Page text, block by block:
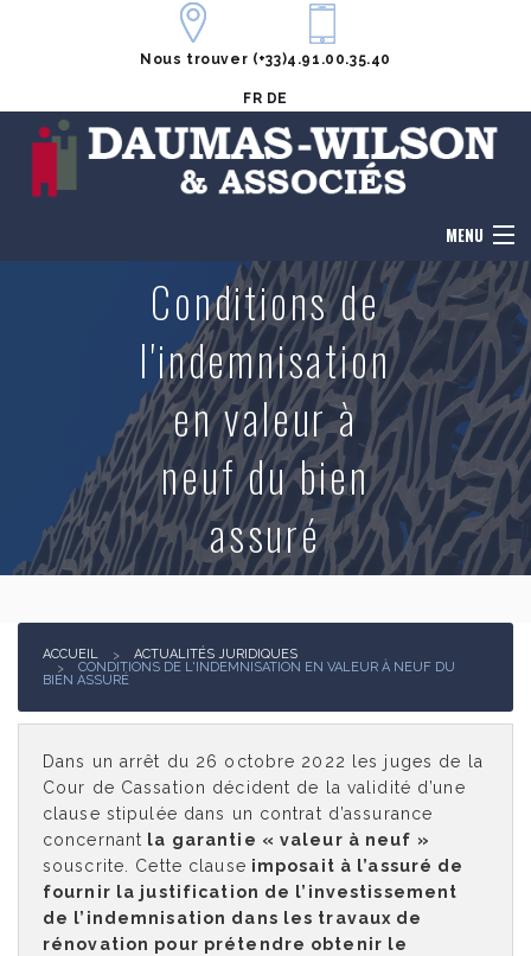
Nous trouver (+33)4.91.00.35.40
FR DE
MENU
Notre équipe
Domaines de compétences
Actualités juridiques
Conditions de
l'indemnisation
en valeur à
neuf du bien
assuré
ACCUEIL
ACTUALITÉS JURIDIQUES
CONDITIONS DE L'INDEMNISATION EN VALEUR À NEUF DU
BIEN ASSURÉ
Dans un arrêt du 26 octobre 2022 les juges de la
Cour de Cassation décident de la validité d’une
clause stipulée dans un contrat d’assurance
concernant la garantie « valeur à neuf »
souscrite. Cette clause imposait à l’assuré de
fournir la justification de l’investissement
de l’indemnisation dans les travaux de
rénovation pour prétendre obtenir le